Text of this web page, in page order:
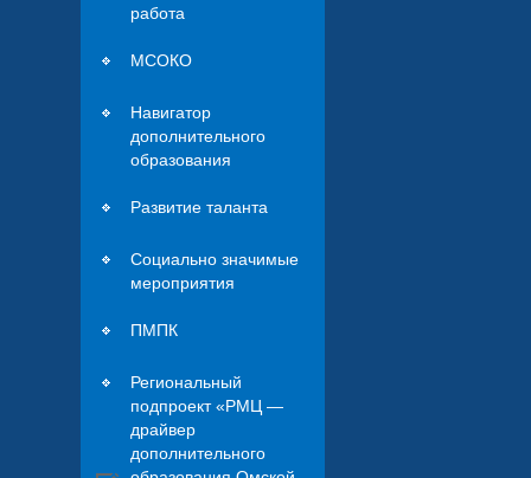
работа
МСОКО
Навигатор
дополнительного
образования
Развитие таланта
Социально значимые
мероприятия
ПМПК
Региональный
подпроект «РМЦ —
драйвер
дополнительного